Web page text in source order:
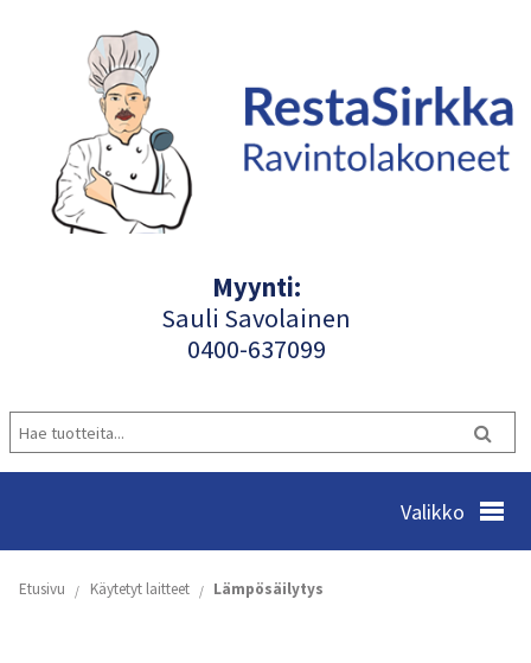
Myynti:
Sauli Savolainen
0400-637099
Valikko
Etusivu Käytetyt laitteet Lämpösäilytys